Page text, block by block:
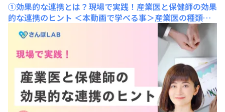
①効果的な連携とは？現場で実践！産業医と保健師の効果
的な連携のヒント ＜本動画で学べる事＞産業医の種類産
業医の業務嘱託産業医の注意点産業医とのスムーズな連携
のヒント 本動画は2024年10月10日（木）に大林知華子先
生にご講演いただいた『産業医と保健師の効果的な連携の
ヒント』の内容をダイジェストにしたものです。産業医の
種類や業務、短い時間で効果的に連携を進め